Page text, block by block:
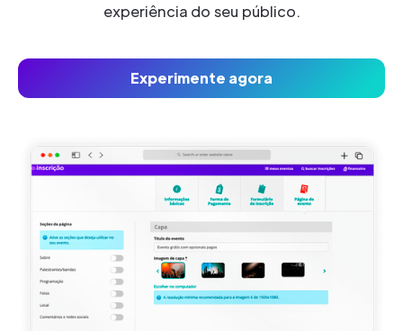
experiência do seu público.
Experimente agora